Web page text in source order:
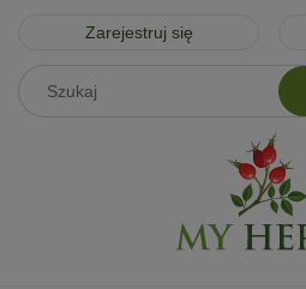
Zarejestruj się